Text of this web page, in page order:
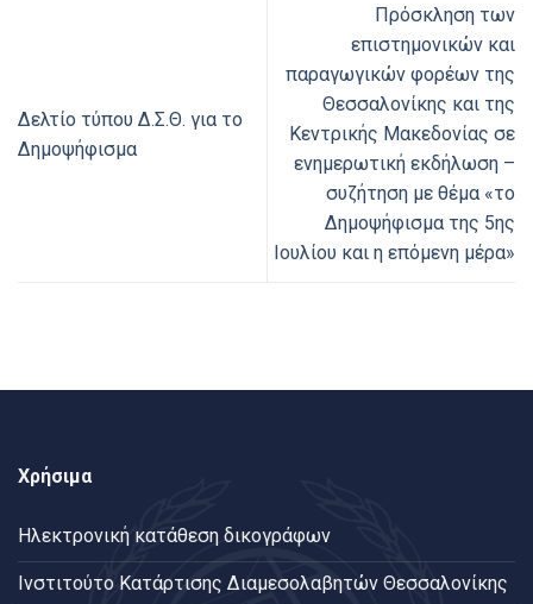
Δελτίο τύπου Δ.Σ.Θ. για το
Δημοψήφισμα
Πρόσκληση των
επιστημονικών και
παραγωγικών φορέων της
Θεσσαλονίκης και της
Κεντρικής Μακεδονίας σε
ενημερωτική εκδήλωση –
συζήτηση με θέμα «το
Δημοψήφισμα της 5ης
Ιουλίου και η επόμενη μέρα»
Χρήσιμα
Ηλεκτρονική κατάθεση δικογράφων
Ινστιτούτο Κατάρτισης Διαμεσολαβητών Θεσσαλονίκης